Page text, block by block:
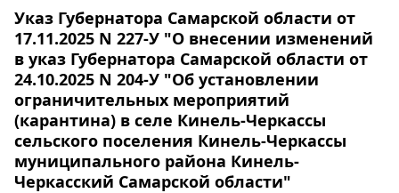
Указ Губернатора Самарской области от
17.11.2025 N 227-У "О внесении изменений
в указ Губернатора Самарской области от
24.10.2025 N 204-У "Об установлении
ограничительных мероприятий
(карантина) в селе Кинель-Черкассы
сельского поселения Кинель-Черкассы
муниципального района Кинель-
Черкасский Самарской области"